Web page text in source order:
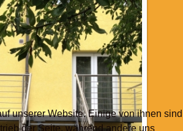
unserer Website. Einige von ihnen sind
der Seite, während andere uns